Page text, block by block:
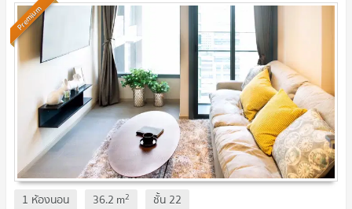
Premium
1 ห้องนอน 36.2 m2 ชั้น 22